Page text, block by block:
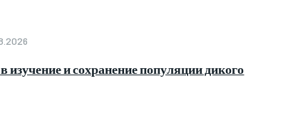
изучение и сохранение популяции дикого